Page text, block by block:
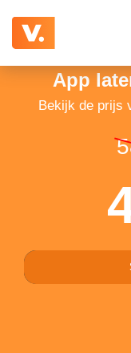
App
Bekijk de prijs